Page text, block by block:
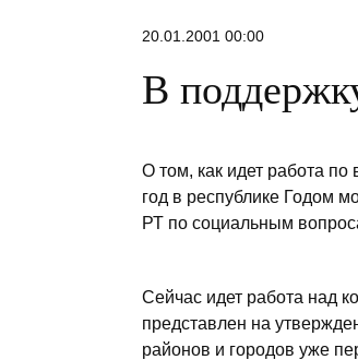
20.01.2001 00:00
В
О том, как идет работа
год в республике Годом
РТ по социальным
Сейчас идет работа над
представлен на
районов и городов уже